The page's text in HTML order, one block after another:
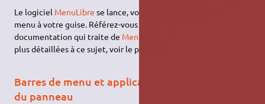
Le logiciel MenuLibre se lance, vous pouvez paramétrer le
menu à votre guise. Référez-vous à la page de la
documentation qui traite de MenuLibre
plus détaillées à ce sujet, voir le post de
Barres de menu et application : gérer la taille
du panneau